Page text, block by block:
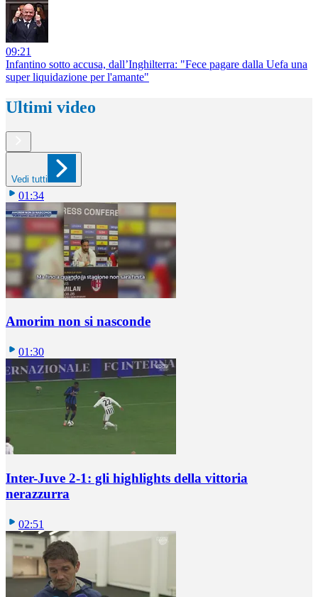
09:21
Infantino sotto accusa, dall’Inghilterra: "Fece pagare dalla Uefa una
super liquidazione per l'amante"
Ultimi video
Vedi tutti
01:34
Amorim non si nasconde
01:30
Inter-Juve 2-1: gli highlights della vittoria
nerazzurra
02:51